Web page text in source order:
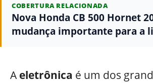
COBERTURA RELACIONADA
Nova Honda CB 500 Hornet
mudança importante para a
Aeletrônica é um dos